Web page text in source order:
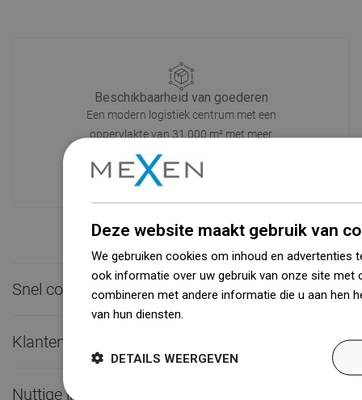
Beschikbaarheid van goederen
Een modern logistiek centrum met een
oppervlakte van 31.000 m² met meer
dan 68.000 palletplaatsen biedt meer
dan 1500.000 beschikbare producten!
Snel contact 
Klantenservice 
Nuttige links
Deze website maakt gebruik van
We gebruiken cookies om inhoud en advertenties
ook informatie over uw gebruik van onze site met
combineren met andere informatie die u aan hen
van hun diensten.
DETAILS WEERGEVEN